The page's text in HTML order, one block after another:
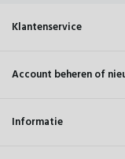
Klantenservice
Account beheren of
Informatie